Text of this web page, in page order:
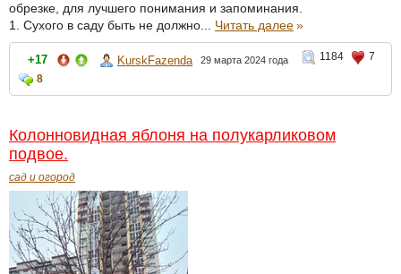
обрезке, для лучшего понимания и запоминания.
1. Сухого в саду быть не должно... Читать далее»
+17 KurskFazenda 29 марта 2024 года 1184
7
8
Колонновидная яблоня на полукарликовом
подвое.
сад и огород